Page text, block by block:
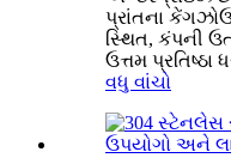
પ્રાંતના
સ્થિત, કંપની
ઉત્તમ પ્રતિષ્ઠા
વધુ વાંચો